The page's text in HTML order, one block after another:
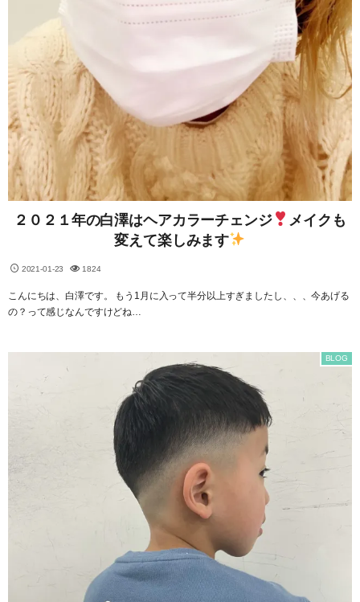
２０２１年の白澤はヘアカラーチェンジ
メイクも
変えて楽しみます
2021-01-23 1824
こんにちは、白澤です。 もう1月に入って半分以上すぎましたし、、、今あげる
の？って感じなんですけどね…
BLOG